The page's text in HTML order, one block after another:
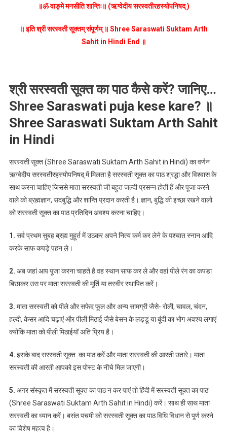
॥ॐ वाङ्मे मनसीति शान्तिः॥ (ऋग्वेदीय सरस्वतीरहस्योपनिषद् )
॥ इति श्री सरस्वती सूक्तम्‌ संपूर्णम्‌ ॥ Shree Saraswati Suktam Arth
Sahitin Hindi End ॥
श्री सरस्वती सूक्त का पाठ कैसे करें? जानिए…
Shree Saraswati puja kese kare? ॥
Shree Saraswati Suktam Arth Sahit
in Hindi
सरस्वती सूक्त (Shree Saraswati Suktam Arth Sahit in Hindi) का वर्णन
ऋग्वेदीय सरस्वतीरहस्योपनिषद्में मिलता है सरस्वती सूक्त का पाठ श्रद्धा और विश्वास के
साथ करना चाहिए जिससे माता सरस्वती जी बहुत जल्दी प्रसन्न होती हैं और पूजा करने
वाले को ब्रह्मज्ञान, सदबुद्धि और शान्ति प्रदान करती है। ज्ञान, बुद्धि की इच्छा रखने वालो
को सरस्वती सूक्त का पाठ प्रतिदिन अवश्य करना चाहिए।
1. सर्व प्रथम सुबह ब्रह्म मुहूर्त में उठकर अपने नित्य कर्म कर लेने के पश्चात स्नान आदि
करके साफ कपड़े पहन ले।
2. अब जहां आप पूजा करना चाहते है वह स्थान साफ कर ले और वहां पीले रंग का कपडा
बिछाकर उस पर माता सरस्वती की मूर्ति या तस्वीर स्थापित करें।
3. माता सरस्वती को पीले और सफेद फूल और अन्य सामग्री जैसे- रोली, चावल, चंदन,
हल्दी, केसर आदि चढ़ाएं और पीली मिठाई जैसे बेसन के लड्डू या बूंदी का भोग अवश्य लगाएं
क्योंकि माता को पीली मिठाईयॉ अति प्रिय है।
4. इसके बाद सरस्वती सूक्त का पाठ करें और माता सरस्वती की आरती उतारे। माता
सरस्वती की आरती आपको इस पोस्ट के नीचे मिल जाएगी।
5. अगर संस्कृत में सरस्वती सूक्त का पाठ न कर पाएं तो हिंदी में सरस्वती सूक्त का पाठ
(Shree Saraswati Suktam Arth Sahit in Hindi) करें। साथ ही साथ माता
सरस्वती का ध्यान करें। बसंत पचमी को सरस्वती सूक्त का पाठ विधि विधान से पूर्ण करने
का विशेष महत्व है।